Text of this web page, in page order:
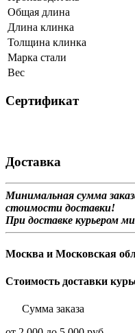
Общая длина
Длина клинка
Толщина клинка
Марка стали
Вес
Сертификат
Доставка
Минимальная сумма
стоимости доставки!
При доставке курьером
Москва и Московская
Стоимость доставки
Сумма заказа